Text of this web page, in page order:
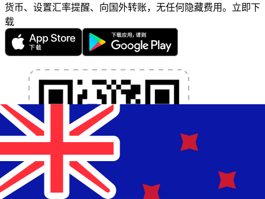
货币、设置汇率提醒、向国外转账，无任何隐藏费用。立即下
载